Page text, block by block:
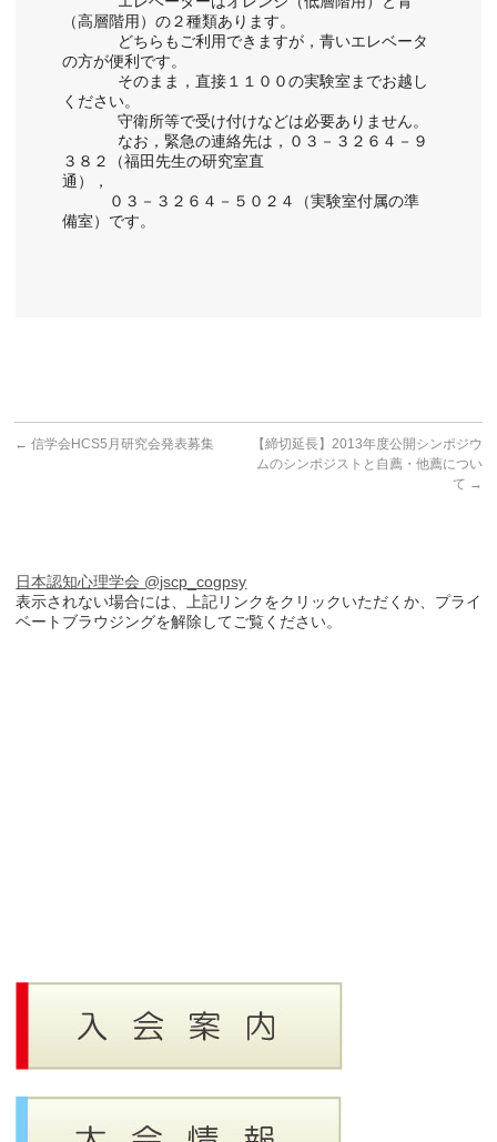
（高層階用）の２種類あります。
どちらもご利用できますが，青いエレベータ
の方が便利です。
そのまま，直接１１００の実験室までお越し
ください。
守衛所等で受け付けなどは必要ありません。
なお，緊急の連絡先は，０３－３２６４－９
３８２（福田先生の研究室直
通），
０３－３２６４－５０２４（実験室付属の準
備室）です。
← 信学会HCS5月研究会発表募集
【締切延長】2013年度公開シンポジウ
ムのシンポジストと自薦・他薦につい
て →
日本認知心理学会 @jscp_cogpsy
表示されない場合には、上記リンクをクリックいただくか、プライ
ベートブラウジングを解除してご覧ください。